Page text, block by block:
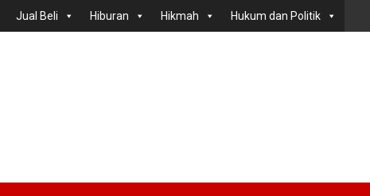
Jual Beli Hiburan Hikmah Hukum dan Politik